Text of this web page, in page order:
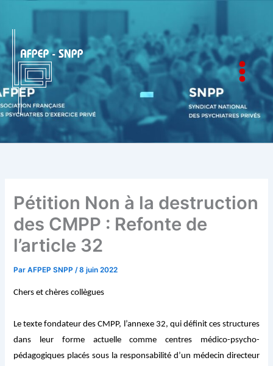
contenu
AFPEP-SNPP
Pétition Non à la destruction
des CMPP : Refonte de
l’article 32
ParAFPEP SNPP/8 juin 2022
Chers et chères collègues
Le texte fondateur des CMPP, l’annexe 32, qui définit ces structures
dans leur forme actuelle comme centres médico-psycho-
pédagogiques placés sous la responsabilité d’un médecin directeur